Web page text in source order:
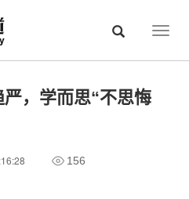
，学而思“不思悔
156